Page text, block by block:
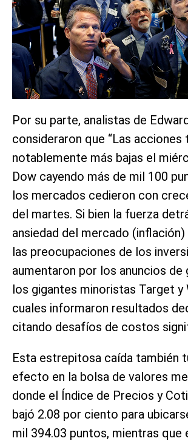
Por su parte, analistas de
consideraron que “Las acciones
notablemente más bajas el
Dow cayendo más de mil 100
los mercados cedieron con
del martes. Si bien la fuerza
ansiedad del mercado (inflación)
las preocupaciones de los
aumentaron por los anuncios de
los gigantes minoristas Target y
cuales informaron resultados
citando desafíos de costos
Esta estrepitosa caída también
efecto en la bolsa de valores
donde el Índice de Precios y
bajó 2.08 por ciento para
mil 394.03 puntos, mientras que